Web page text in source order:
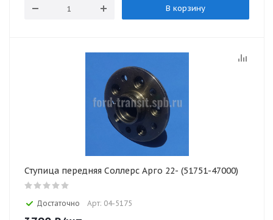
В корзину
Ступица передняя Соллерс Арго 22- (51751-47000)
Достаточно Арт: 04-5175